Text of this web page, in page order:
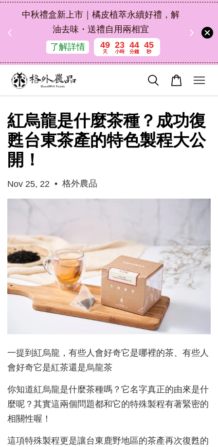
中秋禮盒新上市｜橘皮植萃永續好禮，解
油去味・送禮自用兩相宜
了解詳情
49
天
23
小時
44
分鐘
45
秒
紅烏龍是什麼茶種？成功復
甦台東茶產的特色製程大公
開！
Nov 25, 22 • 格外農品
一提到紅烏龍，有些人會好奇它是哪裡的茶、有些人
會好奇它是紅茶還是烏龍茶
你知道紅烏龍是什麼茶種嗎？它名字真正的由來是什
麼呢？其實這兩個問題都和它的特殊製程有著緊密的
相關性喔！
這項特殊製程更是讓台東鹿野地區的茶產再次復甦的